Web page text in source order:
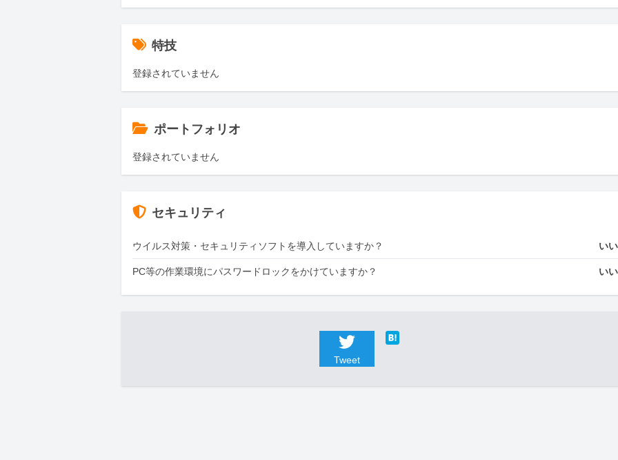
特技
登録されていません
ポートフォリオ
登録されていません
セキュリティ
ウイルス対策・セキュリティソフトを導入していますか？ い
PC等の作業環境にパスワードロックをかけていますか？ い
Tweet